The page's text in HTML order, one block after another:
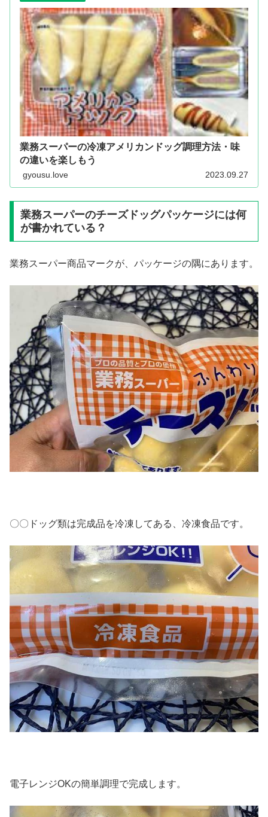
業務スーパーの冷凍アメリカンドッグ調理方法・味
の違いを楽しもう
gyousu.love 2023.09.27
業務スーパーのチーズドッグパッケージには何
が書かれている？
業務スーパー商品マークが、パッケージの隅にあります。
〇〇ドッグ類は完成品を冷凍してある、冷凍食品です。
電子レンジOKの簡単調理で完成します。